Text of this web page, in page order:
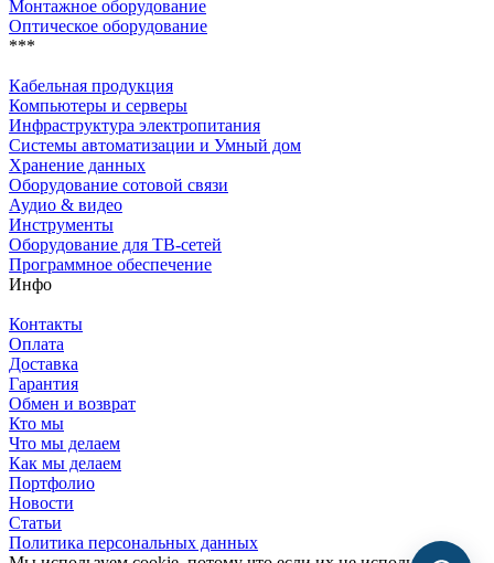
Монтажное оборудование
Оптическое оборудование
***
Кабельная продукция
Компьютеры и серверы
Инфраструктура электропитания
Системы автоматизации и Умный дом
Хранение данных
Оборудование сотовой связи
Аудио & видео
Инструменты
Оборудование для ТВ-сетей
Программное обеспечение
Инфо
Контакты
Оплата
Доставка
Гарантия
Обмен и возврат
Кто мы
Что мы делаем
Как мы делаем
Портфолио
Новости
Статьи
Политика персональных данных